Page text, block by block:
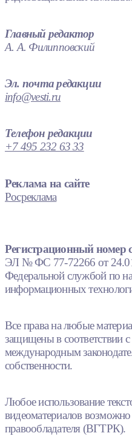
Главный редактор
А. А. Филипповский
Эл. почта редакции
info@vesti.ru
Телефон редакции
+7 495 232 63 33
Реклама на сайте
Росреклама
Регистрационный номер
ЭЛ № ФС 77-72266 от
Федеральной службой по
информационных
Все права на любые
защищены в соответствии
международным
собственности.
Любое использование
видеоматериалов возможно
правообладателя (ВГТРК).